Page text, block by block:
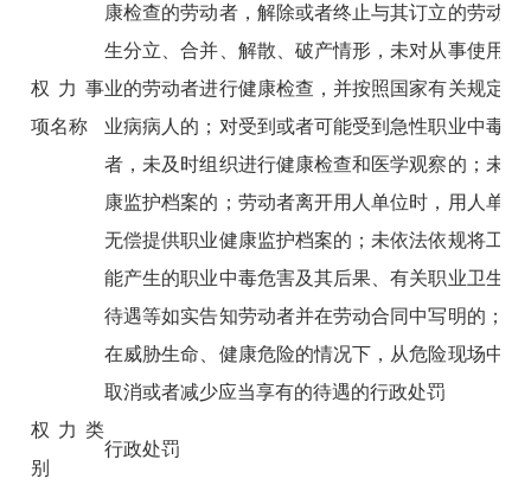
权力事
项名称
康检查的劳动者，解除或者终止与其订立的劳动合
生分立、合并、解散、破产情形，未对从事使用有
业的劳动者进行健康检查，并按照国家有关规定妥
业病病人的；对受到或者可能受到急性职业中毒危
者，未及时组织进行健康检查和医学观察的；未建
康监护档案的；劳动者离开用人单位时，用人单位
无偿提供职业健康监护档案的；未依法依规将工作
能产生的职业中毒危害及其后果、有关职业卫生防
待遇等如实告知劳动者并在劳动合同中写明的；劳
在威胁生命、健康危险的情况下，从危险现场中撤
取消或者减少应当享有的待遇的行政处罚
权力类
别
行政处罚